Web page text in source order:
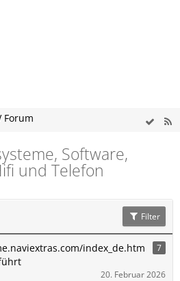
Forum
Software,
und Telefon
Filter
index_de.htm
7
20. Februar 2026